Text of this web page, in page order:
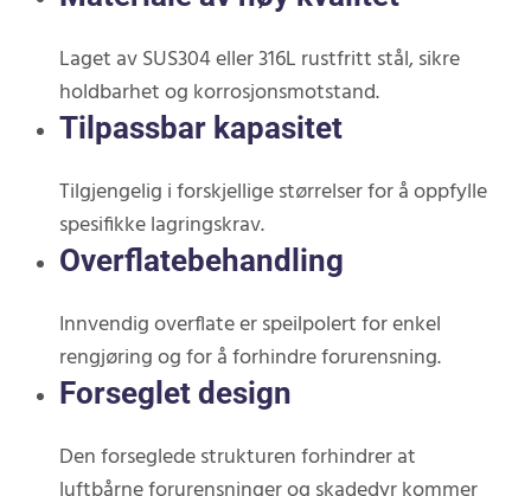
Laget av SUS304 eller 316L rustfritt stål, sikre
holdbarhet og korrosjonsmotstand.
Tilpassbar kapasitet
Tilgjengelig i forskjellige størrelser for å oppfylle
spesifikke lagringskrav.
Overflatebehandling
Innvendig overflate er speilpolert for enkel
rengjøring og for å forhindre forurensning.
Forseglet design
Den forseglede strukturen forhindrer at